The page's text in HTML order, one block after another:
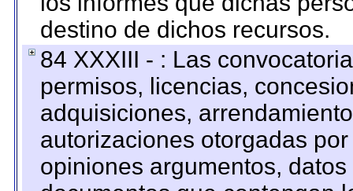
destino de dichos recursos.
84 XXXIII - : Las
permisos, licencias,
adquisiciones,
autorizaciones otorgadas
opiniones argumentos,